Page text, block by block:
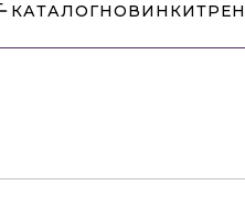
КАТАЛОГНОВИНКИ